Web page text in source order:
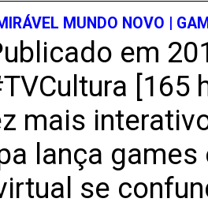
MUNDO NOVO |
em
[165
mais
lança
se